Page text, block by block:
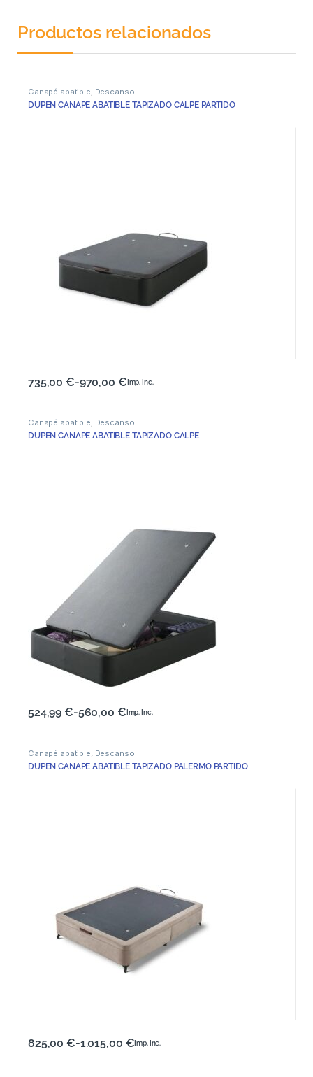
Productos relacionados
Canapé abatible, Descanso
DUPEN CANAPE ABATIBLE TAPIZADO CALPE PARTIDO
735,00€-970,00 € Imp. Inc.
Canapé abatible, Descanso
DUPEN CANAPE ABATIBLE TAPIZADO CALPE
524,99€-560,00 € Imp. Inc.
Canapé abatible Descanso
DUPEN CANAPE ABATIBLE TAPIZADO PALERMO PARTIDO
825,00€-1.015,00 € Imp. Inc.